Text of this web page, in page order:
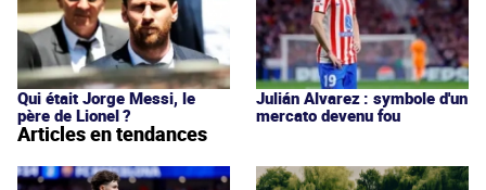
Qui était Jorge Messi, le
père de Lionel ?
Julián Alvarez : symbole d'un
mercato devenu fou
Articles en tendances